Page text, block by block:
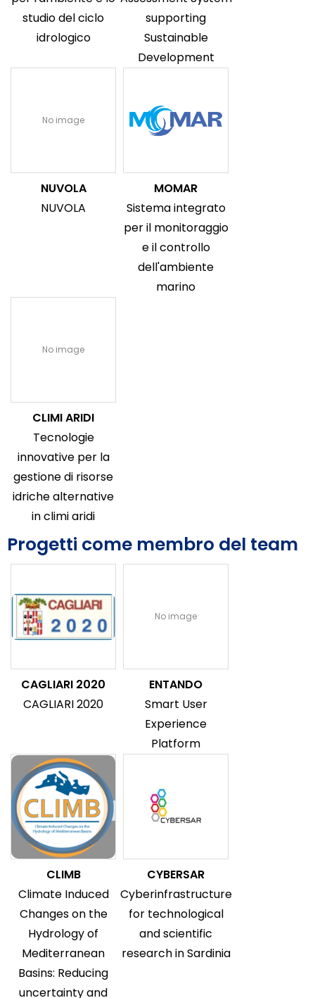
studio del ciclo
idrologico
supporting
Sustainable
Development
No image
NUVOLA
NUVOLA
MOMAR
Sistema integrato
per il monitoraggio
e il controllo
dell'ambiente
marino
No image
CLIMI ARIDI
Tecnologie
innovative per la
gestione di risorse
idriche alternative
in climi aridi
Progetti come membro del team
CAGLIARI 2020
CAGLIARI 2020
No image
ENTANDO
Smart User
Experience
Platform
CLIMB
Climate Induced
Changes on the
Hydrology of
Mediterranean
Basins: Reducing
uncertainty and
CYBERSAR
Cyberinfrastructure
for technological
and scientific
research in Sardinia